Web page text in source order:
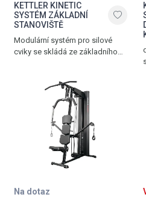
KETTLER KINETIC
SYSTÉM ZÁKLADNÍ
STANOVIŠTĚ
Modulární systém pro silové
cviky se skládá ze základního
pro kompletní procvičování
všech hlavních svalových
Na dotaz